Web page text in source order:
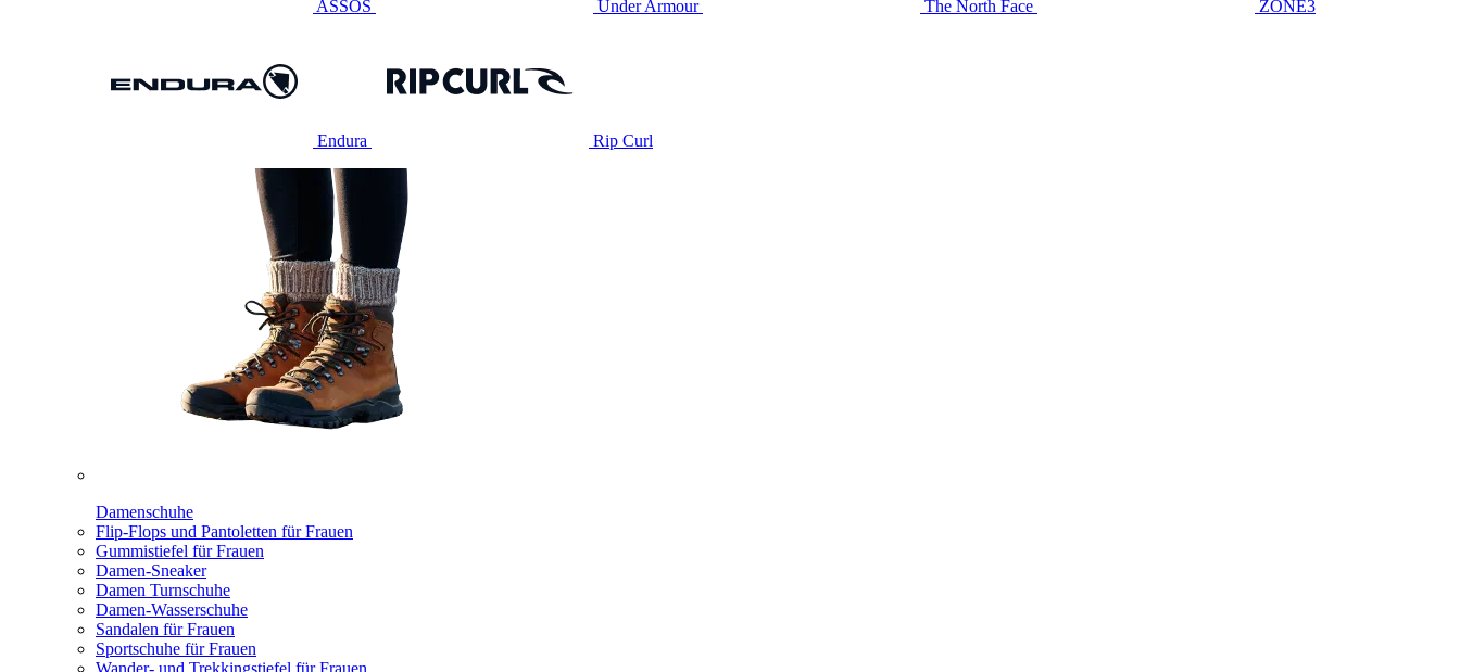
ASSOS Under Armour The North Face ZONE3
Endura Rip Curl
Damenschuhe
Flip-Flops und Pantoletten für Frauen
Gummistiefel für Frauen
Damen-Sneaker
Damen Turnschuhe
Damen-Wasserschuhe
Sandalen für Frauen
Sportschuhe für Frauen
Wander- und Trekkingstiefel für Frauen